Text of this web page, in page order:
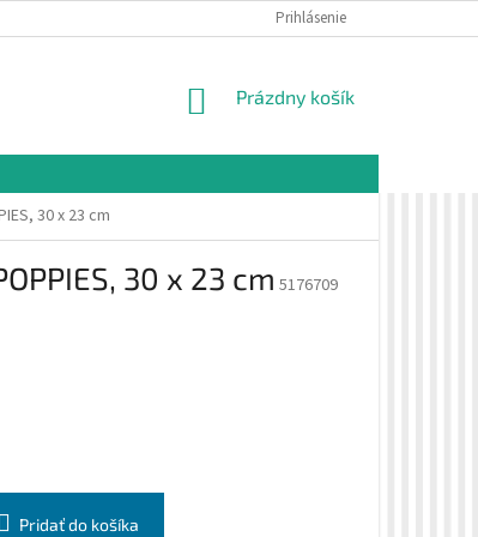
VZORKOVÁ PREDAJŇA
Prihlásenie
NÁKUPNÝ
Prázdny košík
30 x 23 cm
30 x 23 cm 5176709
Pridať do košíka